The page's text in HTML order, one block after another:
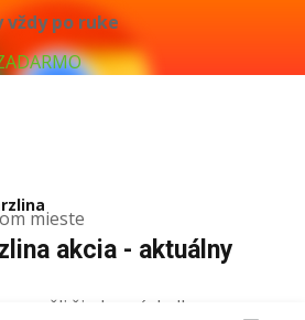
po ruke
mieste
akcia - aktuálny
žiadne výsledky.